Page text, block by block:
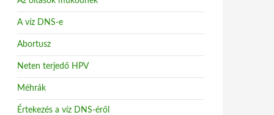
A víz DNS-e
Abortusz
Neten terjedő HPV
Méhrák
Értekezés a víz DNS-éről